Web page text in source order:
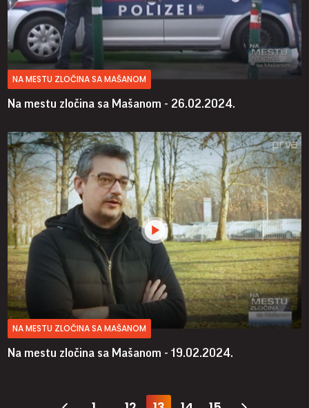
NA MESTU ZLOČINA SA MAŠANOM
Na mestu zločina sa Mašanom - 26.02.2024.
NA MESTU ZLOČINA SA MAŠANOM
Na mestu zločina sa Mašanom - 19.02.2024.